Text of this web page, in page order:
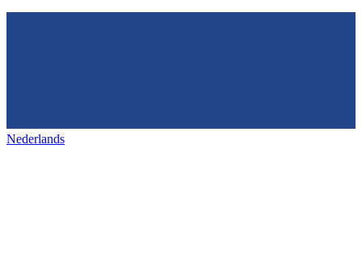
Nederlands